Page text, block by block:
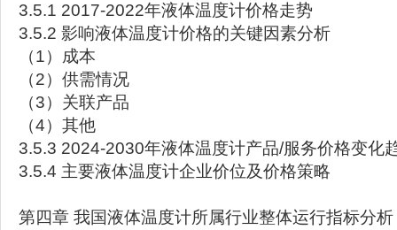
3.5.1 2017-2022年液体温度计价格走势
3.5.2 影响液体温度计价格的关键因素分析
（1）成本
（2）供需情况
（3）关联产品
（4）其他
3.5.3 2024-2030年液体温度计产品/服务价格变化
3.5.4 主要液体温度计企业价位及价格策略
第四章 我国液体温度计所属行业整体运行指标分析